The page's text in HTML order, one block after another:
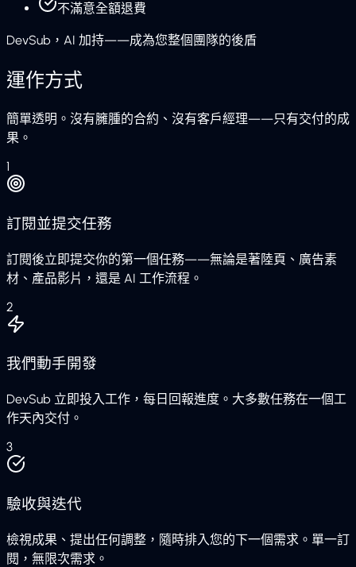
不滿意全額退費
DevSub，AI 加持——成為您整個團隊的後盾
運作方式
簡單透明。沒有臃腫的合約、沒有客戶經理——只有交付的成
果。
1
訂閱並提交任務
訂閱後立即提交你的第一個任務——無論是著陸頁、廣告素
材、產品影片，還是 AI 工作流程。
2
我們動手開發
DevSub 立即投入工作，每日回報進度。大多數任務在一個工
作天內交付。
3
驗收與迭代
檢視成果、提出任何調整，隨時排入您的下一個需求。單一訂
閱，無限次需求。